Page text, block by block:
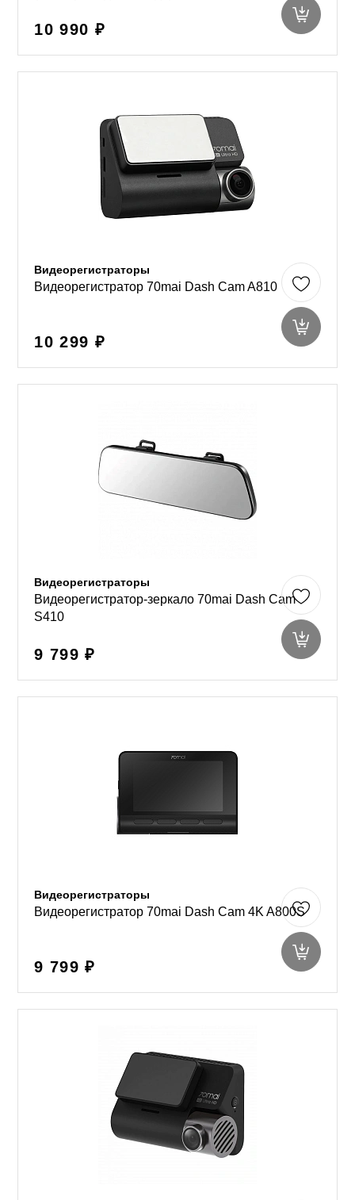
10 990 ₽
Видеорегистраторы
Видеорегистратор 70mai Dash Cam A810
10 299 ₽
Видеорегистраторы
Видеорегистратор-зеркало 70mai Dash Cam
S410
9 799 ₽
Видеорегистраторы
Видеорегистратор 70mai Dash Cam 4K A800S
9 799 ₽